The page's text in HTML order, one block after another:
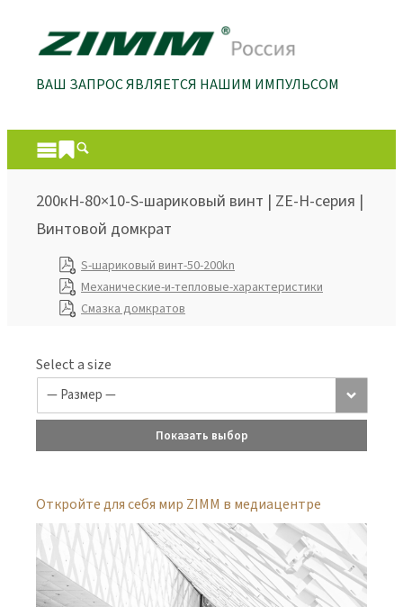
ВАШ ЗАПРОС ЯВЛЯЕТСЯ НАШИМ ИМПУЛЬСОМ
200кН-80×10-S-шариковый винт | ZE-H-серия |
Винтовой домкрат
S-шариковый винт-50-200kn
Механические-и-тепловые-характеристики
Смазка домкратов
Select a size
Показать выбор
Откройте для себя мир ZIMM в медиацентре